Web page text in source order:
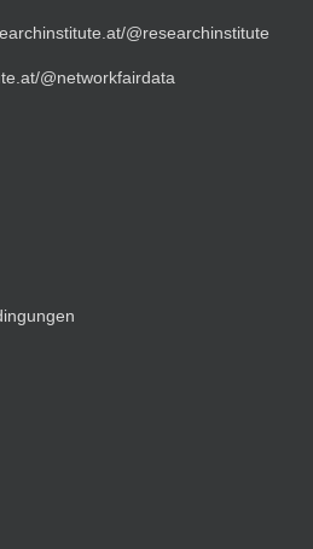
@researchinstitute
@networkfairdata